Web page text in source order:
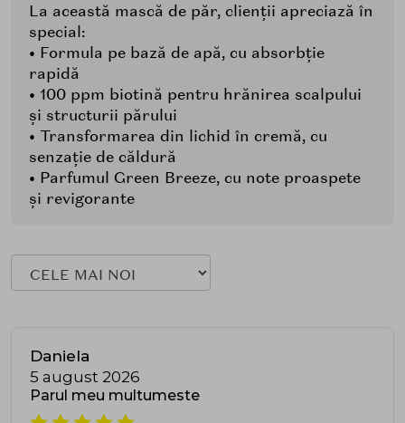
La această mască de păr, clienții apreciază în
special:
• Formula pe bază de apă, cu absorbție
rapidă
• 100 ppm biotină pentru hrănirea scalpului
și structurii părului
• Transformarea din lichid în cremă, cu
senzație de căldură
• Parfumul Green Breeze, cu note proaspete
și revigorante
Daniela
5 august 2026
Parul meu multumeste